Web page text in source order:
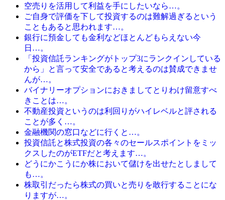
空売りを活用して利益を手にしたいなら…。
ご自身で評価を下して投資するのは難解過ぎるという
こともあると思われます…。
銀行に預金しても金利などほとんどもらえない今
日…。
「投資信託ランキングがトップ3にランクインしている
から」と言って安全であると考えるのは賛成できませ
んが…。
バイナリーオプションにおきましてとりわけ留意すべ
きことは…。
不動産投資というのは利回りがハイレベルと評される
ことが多く…。
金融機関の窓口などに行くと…。
投資信託と株式投資の各々のセールスポイントをミッ
クスしたのがETFだと考えます…。
どうにかこうにか株において儲けを出せたとしまして
も…。
株取引だったら株式の買いと売りを敢行することにな
りますが…。